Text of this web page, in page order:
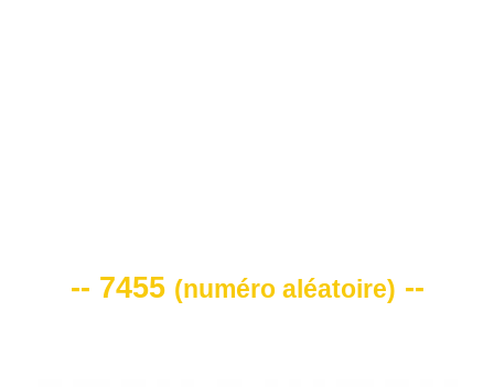
-- 7455 (numéro aléatoire) --